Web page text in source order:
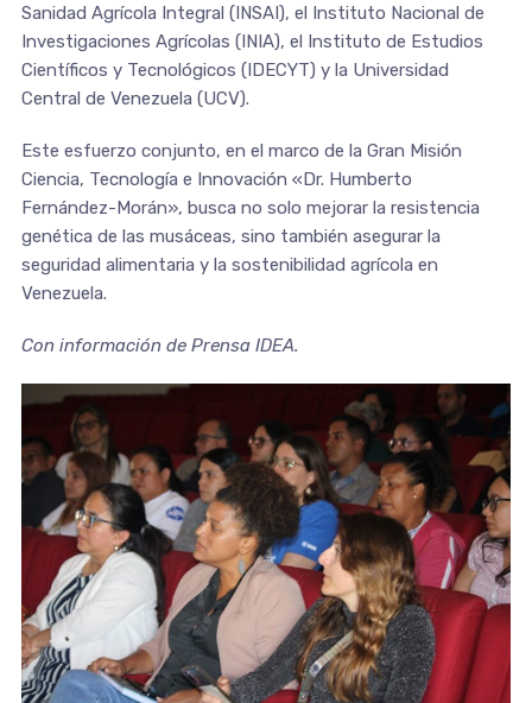
Sanidad Agrícola Integral (INSAI), el Instituto Nacional de
Investigaciones Agrícolas (INIA), el Instituto de Estudios
Científicos y Tecnológicos (IDECYT) y la Universidad
Central de Venezuela (UCV).
Este esfuerzo conjunto, en el marco de la Gran Misión
Ciencia, Tecnología e Innovación «Dr. Humberto
Fernández-Morán», busca no solo mejorar la resistencia
genética de las musáceas, sino también asegurar la
seguridad alimentaria y la sostenibilidad agrícola en
Venezuela.
Con información de Prensa IDEA.